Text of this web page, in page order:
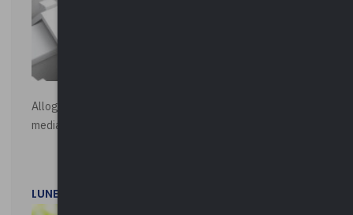
Alloggi di Edilizia Residenziale Pubblica - Vendita all'asta
mediante procedura asincrona telematica
LUNEDì 20 LUGLIO 2026